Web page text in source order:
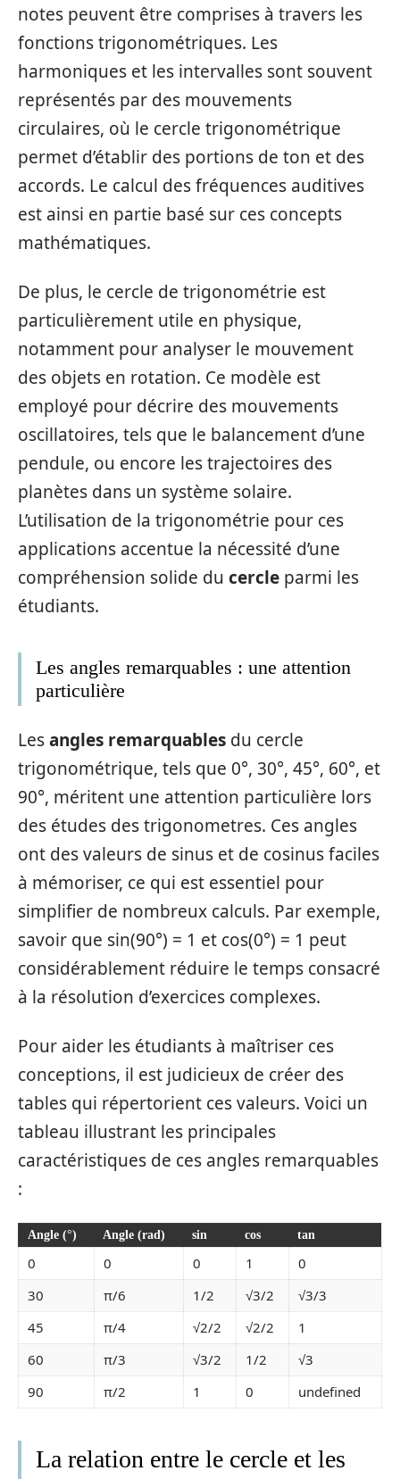
notes peuvent être comprises à travers les
fonctions trigonométriques. Les
harmoniques et les intervalles sont souvent
représentés par des mouvements
circulaires, où le cercle trigonométrique
permet d’établir des portions de ton et des
accords. Le calcul des fréquences auditives
est ainsi en partie basé sur ces concepts
mathématiques.
De plus, le cercle de trigonométrie est
particulièrement utile en physique,
notamment pour analyser le mouvement
des objets en rotation. Ce modèle est
employé pour décrire des mouvements
oscillatoires, tels que le balancement d’une
pendule, ou encore les trajectoires des
planètes dans un système solaire.
L’utilisation de la trigonométrie pour ces
applications accentue la nécessité d’une
compréhension solide du cercle parmi les
étudiants.
Les angles remarquables : une attention
particulière
Lesangles remarquables du cercle
trigonométrique, tels que 0°, 30°, 45°, 60°, et
90°, méritent une attention particulière lors
des études des trigonometres. Ces angles
ont des valeurs de sinus et de cosinus faciles
à mémoriser, ce qui est essentiel pour
simplifier de nombreux calculs. Par exemple,
savoir que sin(90°) = 1 et cos(0°) = 1 peut
considérablement réduire le temps consacré
à la résolution d’exercices complexes.
Pour aider les étudiants à maîtriser ces
conceptions, il est judicieux de créer des
tables qui répertorient ces valeurs. Voici un
tableau illustrant les principales
caractéristiques de ces angles remarquables
:
Angle (°) Angle (rad) sin cos tan
0 0 0 1
0
30
π/6 1/2 √3/2
√3/3
45
π/4 √2/2 √2/2
1
60
π/3 √3/2 1/2
√3
90
π/2 1 0 undefined
La relation entre le cercle et les